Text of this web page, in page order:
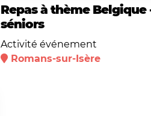
Repas à thème Belgique
séniors
Activité événement
Romans-sur-Isère